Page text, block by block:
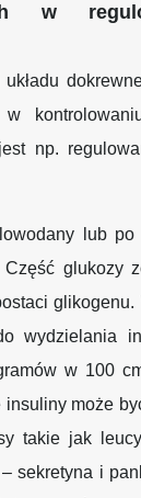
w
np.
lub po
glukozy
wydzielania
w 100
może
takie jak
sekretyna i